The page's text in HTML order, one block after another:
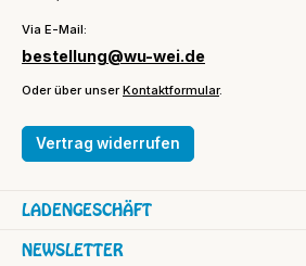
Via E-Mail:
bestellung@wu-wei.de
Oder über unserKontaktformular.
Vertrag widerrufen
NEWSLETTER
LADENGESCHÄFT